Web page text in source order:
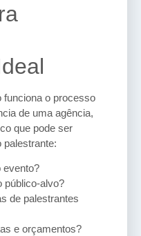
funciona o processo
de uma agência,
que pode ser
palestrante:
evento?
público-alvo?
de palestrantes
e orçamentos?